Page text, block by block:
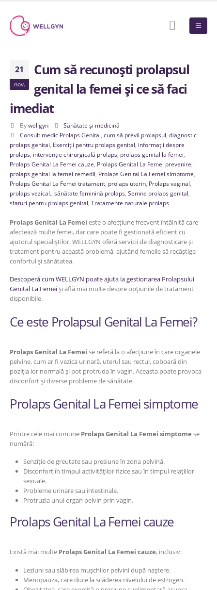
21
nov.
Cum să recunoști prolapsul
genital la femei și ce să faci
imediat
By wellgyn
Sănătate și medicină
Consult medic Prolaps Genital cum să previi prolapsul diagnostic
prolaps genital Exerciții pentru prolaps genital informații despre
prolaps intervenție chirurgicală prolaps prolaps genital la femei
Prolaps Genital La Femei cauze Prolaps Genital La Femei prevenire
prolaps genital la femei remedii Prolaps Genital La Femei simptome
Prolaps Genital La Femei tratament prolaps uterin Prolaps vaginal
prolaps vezical. sănătate feminină prolaps Semne prolaps genital
sfaturi pentru prolaps genital Tratamente naturale prolaps
Prolaps Genital La Femei este o afecțiune frecvent întâlnită care
afectează multe femei, dar care poate fi gestionată eficient cu
ajutorul specialiștilor. WELLGYN oferă servicii de diagnosticare și
tratament pentru această problemă, ajutând femeile să recâștige
confortul și sănătatea.
Descoperă cum WELLGYN poate ajuta la gestionarea Prolapsului
Genital La Femeiși află mai multe despre opțiunile de tratament
disponibile.
Ce este Prolapsul Genital La Femei?
Prolaps Genital La Femei se referă la o afecțiune în care organele
pelvine, cum ar fi vezica urinară, uterul sau rectul, coboară din
poziția lor normală și pot protruda în vagin. Aceasta poate provoca
disconfort și diverse probleme de sănătate.
Prolaps Genital La Femei simptome
Printre cele mai comune Prolaps Genital La Femei simptome se
numără:
Senziție de greutate sau presiune în zona pelvină.
Disconfort în timpul activităților fizice sau în timpul relațiilor
sexuale.
Probleme urinare sau intestinale.
Protruzia unui organ pelvin prin vagin.
Prolaps Genital La Femei cauze
Există mai multe Prolaps Genital La Femei cauze, inclusiv:
Leziuni sau slăbirea mușchilor pelvini după naștere.
Menopauza, care duce la scăderea nivelului de estrogen.